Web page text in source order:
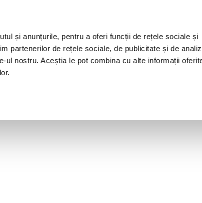
și anunțurile, pentru a oferi funcții de rețele sociale și
partenerilor de rețele sociale, de publicitate și de
ul nostru. Aceștia le pot combina cu alte informații